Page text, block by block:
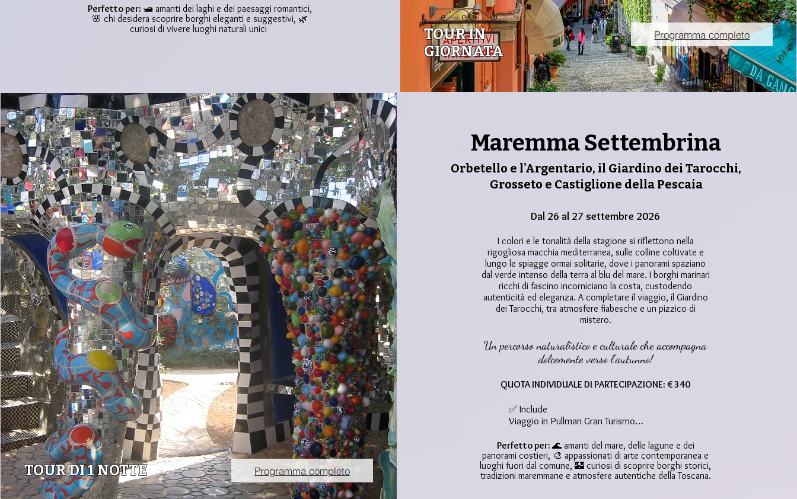
Bellagio–Bellano
Guida locale al seguito del gruppo da
Como a Bellano
Assistenza di personale durante la giornata
Perfetto per: 🛥️ amanti dei laghi e dei paesaggi romantici,
🌸 chi desidera scoprire borghi eleganti e suggestivi, 🌿
curiosi di vivere luoghi naturali unici
TOUR IN
GIORNATA
Programma completo
TOUR DI 1 NOTTE Programma completo
Maremma Settembrina
Orbetello e l'Argentario, il Giardino dei Tarocchi,
Grosseto e Castiglione della Pescaia
Dal 26 al 27 settembre 2026
I colori e le tonalità della stagione si riflettono nella
rigogliosa macchia mediterranea, sulle colline coltivate e
lungo le spiagge ormai solitarie, dove i panorami spaziano
dal verde intenso della terra al blu del mare. I borghi marinari
ricchi di fascino incorniciano la costa, custodendo
autenticità ed eleganza. A completare il viaggio, il Giardino
dei Tarocchi, tra atmosfere fiabesche e un pizzico di
mistero.
Un percorso naturalistico e culturale che accompagna
dolcemente verso l'autunno!
QUOTA INDIVIDUALE DI PARTECIPAZIONE: € 340
✅ Include
Viaggio in Pullman Gran Turismo
doppie con servizi privati
Trattamento di mezza pensione in hotel
(cena, pernottamento e prima colazione)
Visite con guida di Orbetello, Grosseto,
Perfetto per: 🌊 amanti del mare, delle lagune e dei
panorami costieri, 🎨 appassionati di arte contemporanea e
luoghi fuori dal comune, 🏰 curiosi di scoprire borghi storici,
tradizioni maremmane e atmosfere autentiche della Toscana.